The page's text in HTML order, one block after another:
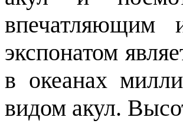
впечатляющим
экспонатом
в океанах
видом акул.